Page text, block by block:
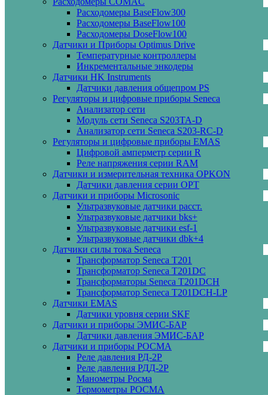
Расходомеры BaseFlow300
Расходомеры BaseFlow100
Расходомеры DoseFlow100
Датчики и Приборы Optimus Drive
Температурные контроллеры
Инкрементальные энкодеры
Датчики HK Instruments
Датчики давления общепром PS
Регуляторы и цифровые приборы Seneca
Анализатор сети
Модуль сети Seneca S203TA-D
Анализатор сети Seneca S203-RC-D
Регуляторы и цифровые приборы EMAS
Цифровой амперметр серии R
Реле напряжения серии RAM
Датчики и измерительная техника OPKON
Датчики давления серии OPT
Датчики и приборы Microsonic
Ультразвуковые датчики расст.
Ультразвуковые датчики bks+
Ультразвуковые датчики esf-1
Ультразвуковые датчики dbk+4
Датчики силы тока Seneca
Трансформатор Seneca T201
Трансформатор Seneca T201DC
Трансформаторы Seneca T201DCH
Трансформатор Seneca T201DCH-LP
Датчики EMAS
Датчики уровня серии SKF
Датчики и приборы ЭМИС-БАР
Датчики давления ЭМИС-БАР
Датчики и приборы РОСМА
Реле давления РД-2Р
Реле давления РДД-2Р
Манометры Росма
Термометры РОСМА